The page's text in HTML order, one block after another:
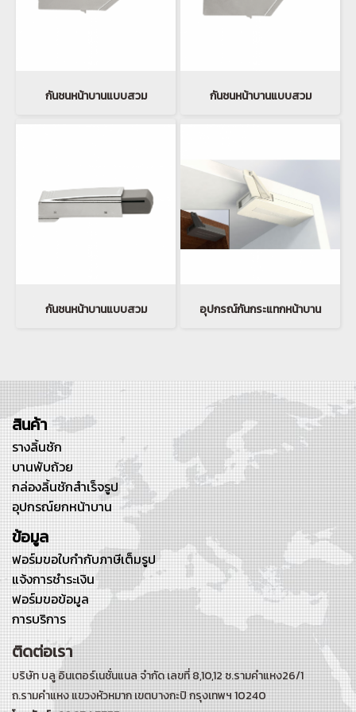
กันชนหน้าบานแบบสวม กันชนหน้าบานแบบสวม
กันชนหน้าบานแบบสวม อุปกรณ์กันกระแทกหน้าบาน
สินค้า
รางลิ้นชัก
บานพับถ้วย
กล่องลิ้นชักสำเร็จรูป
อุปกรณ์ยกหน้าบาน
ข้อมูล
ฟอร์มขอใบกำกับภาษีเต็มรูป
แจ้งการชำระเงิน
ฟอร์มขอข้อมูล
การบริการ
ติดต่อเรา
บริษัท บลู อินเตอร์เนชั่นแนล จำกัด เลขที่ 8,10,12 ซ.รามคำแหง26/1
ถ.รามคำแหงแขวงหัวหมาก เขตบางกะปิ กรุงเทพฯ 10240